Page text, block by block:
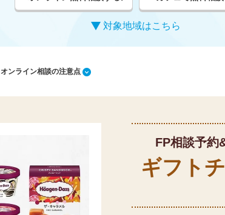
対象地域はこちら
ンライン相談の注意点
FP相談予約
ギフト